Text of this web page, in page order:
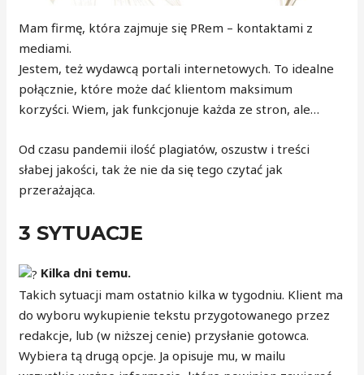
Mam firmę, która zajmuje się PRem – kontaktami z
mediami.
Jestem, też wydawcą portali internetowych. To idealne
połącznie, które może dać klientom maksimum
korzyści. Wiem, jak funkcjonuje każda ze stron, ale…
Od czasu pandemii ilość plagiatów, oszustw i treści
słabej jakości, tak że nie da się tego czytać jak
przerażająca.
3 SYTUACJE
Kilka dni temu.
Takich sytuacji mam ostatnio kilka w tygodniu. Klient ma
do wyboru wykupienie tekstu przygotowanego przez
redakcje, lub (w niższej cenie) przysłanie gotowca.
Wybiera tą drugą opcje. Ja opisuje mu, w mailu